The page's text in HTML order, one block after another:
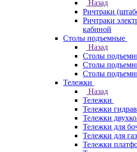
Назад
Ричтраки
Ричтраки
кабиной
Столы подъемные
Назад
Столы
Столы
Столы
Тележки
Назад
Тележки
Тележки
Тележки
Тележки для
Тележки для
Тележки